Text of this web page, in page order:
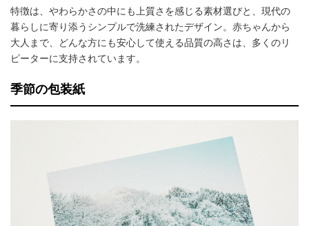
特徴は、やわらかさの中にも上質さを感じる素材選びと、現代の
暮らしに寄り添うシンプルで洗練されたデザイン。赤ちゃんから
大人まで、どんな方にも安心して使える品質の高さは、多くのリ
ピーターに支持されています。
季節の包装紙